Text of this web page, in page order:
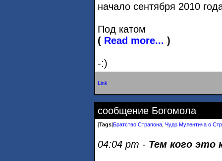
начало сентября 2010
Под катом
( Read more... )
-:)
Link
сообщение Богомола
[Tags Братство Страпона Чудо Мулентича о
04:04 pm - Тем кого это